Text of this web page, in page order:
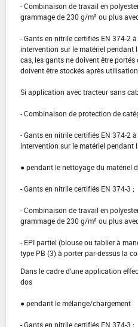
- Combinaison de travail en
grammage de 230 g/m² ou plus
- Gants en nitrile certifiés EN 374-2
intervention sur le matériel pendant
cas, les gants ne doivent être
doivent être stockés après
Si application avec tracteur sans
- Combinaison de protection de
- Gants en nitrile certifiés EN 374-2
intervention sur le matériel pendant
● pendant le nettoyage du matériel
- Gants en nitrile certifiés EN 374-3 ;
- Combinaison de travail en
grammage de 230 g/m² ou plus
- EPI partiel (blouse ou tablier à
type PB (3) à porter par-dessus la
Dans le cadre d'une application
dos
● pendant le mélange/chargement
- Gants en nitrile certifiés EN 374-3 ;